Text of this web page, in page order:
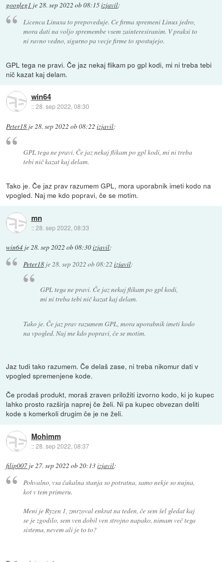
googleg1 je28. sep 2022 ob 08:15izjavil:
Licenca Linuxa to prepoveduje. Ce firma spremeni Linux jedro,
mora dati na voljo spremembe vsem zainteresiranim. V praksi to
ni ravno vedno, sigurno pa vecje firme to spostujejo.
GPL tega ne pravi. Če jaz nekaj flikam po gpl kodi, mi ni treba tebi
nič kazat kaj delam.
win64
::28. sep 2022, 08:30
Peter18 je28. sep 2022 ob 08:22 izjavil:
GPL tega ne pravi. Če jaz nekaj flikam po gpl kodi, mi ni treba
tebi nič kazat kaj delam.
Tako je. Če jaz prav razumem GPL, mora uporabnik imeti kodo na
vpogled. Naj me kdo popravi, če se motim.
mn
::28. sep 2022, 08:33
win64 je28. sep 2022 ob 08:30izjavil:
Peter18je 28. sep 2022 ob 08:22 izjavil:
GPL tega ne pravi. Če jaz nekaj flikam po gpl kodi,
mi ni treba tebi nič kazat kaj delam.
Tako je. Če jaz prav razumem GPL, mora uporabnik imeti kodo
na vpogled. Naj me kdo popravi, če se motim.
Jaz tudi tako razumem. Če delaš zase, ni treba nikomur dati v
vpogled spremenjene kode.
Če prodaš produkt, moraš zraven priložiti izvorno kodo, ki jo kupec
lahko prosto razširja naprej če želi. Ni pa kupec obvezan deliti
kode s komerkoli drugim če je ne želi.
Mohimm
::28. sep 2022, 08:37
filip007 je27. sep 2022 ob 20:13izjavil:
Pohvalno, vsa čakalna stanja so potratna, samo nekje so nujna,
kot v tem primeru.
Meni je Ryzen 1, zmrzoval enkrat na teden, če sem šel gledat kaj
se je zgodilo, sem ven dobil ven strojno napako, nimam več tega
sistema, nevem ali je to to?